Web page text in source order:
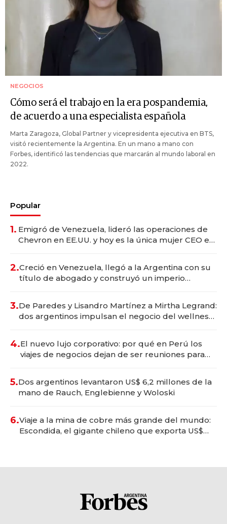
NEGOCIOS
Cómo será el trabajo en la era pospandemia,
de acuerdo a una especialista española
Marta Zaragoza, Global Partner y vicepresidenta ejecutiva en BTS,
visitó recientemente la Argentina. En un mano a mano con
Forbes, identificó las tendencias que marcarán al mundo laboral en
2022.
Popular
1. Emigró de Venezuela, lideró las operaciones de
Chevron en EE.UU. y hoy es la única mujer CEO en
2.Creció en Venezuela, llegó a la Argentina con su
título de abogado y construyó un imperio
3.De Paredes y Lisandro Martínez a Mirtha Legrand:
dos argentinos impulsan el negocio del wellness
4.El nuevo lujo corporativo: por qué en Perú los
viajes de negocios dejan de ser reuniones para
5.Dos argentinos levantaron US$ 6,2 millones de la
mano de Rauch, Englebienne y Woloski
6.Viaje a la mina de cobre más grande del mundo:
Escondida, el gigante chileno que exporta US$